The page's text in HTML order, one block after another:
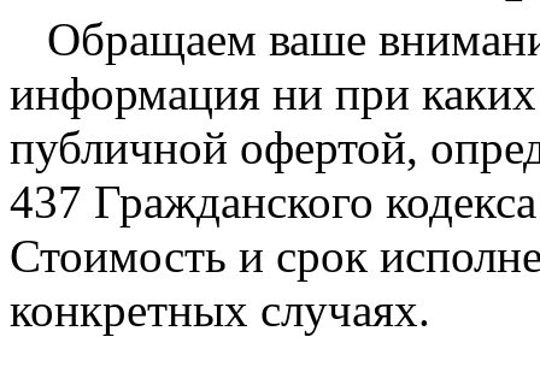
Обращаем ваше
информация ни при каких
публичной офертой,
437 Гражданского
Стоимость и срок
конкретных случаях.